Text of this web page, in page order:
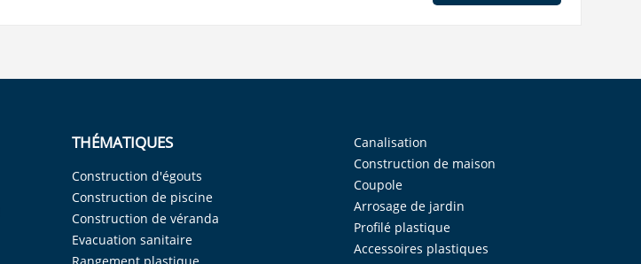
THÉMATIQUES
Construction d'égouts
Construction de piscine
Construction de véranda
Evacuation sanitaire
Canalisation
Construction de maison
Coupole
Arrosage de jardin
Profilé plastique
Accessoires plastiques